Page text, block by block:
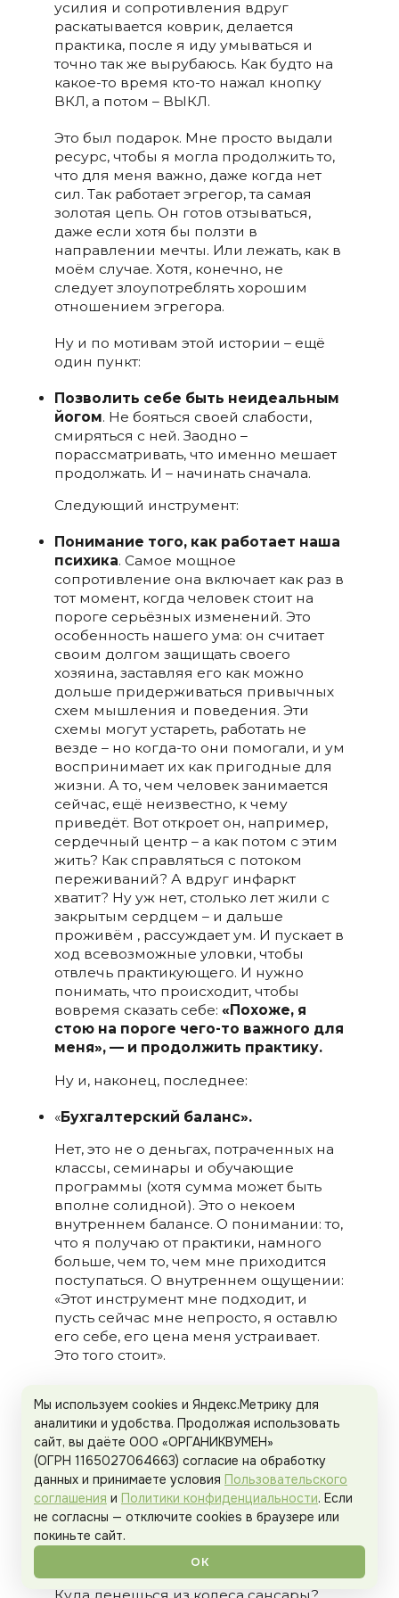
усилия и сопротивления вдруг
раскатывается коврик, делается
практика, после я иду умываться и
точно так же вырубаюсь. Как будто на
какое-то время кто-то нажал кнопку
ВКЛ, а потом – ВЫКЛ.
Это был подарок. Мне просто выдали
ресурс, чтобы я могла продолжить то,
что для меня важно, даже когда нет
сил. Так работает эгрегор, та самая
золотая цепь. Он готов отзываться,
даже если хотя бы ползти в
направлении мечты. Или лежать, как в
моём случае. Хотя, конечно, не
следует злоупотреблять хорошим
отношением эгрегора.
Ну и по мотивам этой истории – ещё
один пункт:
Позволить себе быть неидеальным
йогом. Не бояться своей слабости,
смиряться с ней. Заодно –
порассматривать, что именно мешает
продолжать. И – начинать сначала.
Следующий инструмент:
Понимание того, как работает наша
психика. Самое мощное
сопротивление она включает как раз в
тот момент, когда человек стоит на
пороге серьёзных изменений. Это
особенность нашего ума: он считает
своим долгом защищать своего
хозяина, заставляя его как можно
дольше придерживаться привычных
схем мышления и поведения. Эти
схемы могут устареть, работать не
везде – но когда-то они помогали, и ум
воспринимает их как пригодные для
жизни. А то, чем человек занимается
сейчас, ещё неизвестно, к чему
приведёт. Вот откроет он, например,
сердечный центр – а как потом с этим
жить? Как справляться с потоком
переживаний? А вдруг инфаркт
хватит? Ну уж нет, столько лет жили с
закрытым сердцем – и дальше
проживём , рассуждает ум. И пускает в
ход всевозможные уловки, чтобы
отвлечь практикующего. И нужно
понимать, что происходит, чтобы
вовремя сказать себе: «Похоже, я
стою на пороге чего-то важного для
меня», — и продолжить практику.
Ну и, наконец, последнее:
«Бухгалтерский баланс».
Нет, это не о деньгах, потраченных на
классы, семинары и обучающие
программы (хотя сумма может быть
вполне солидной). Это о некоем
внутреннем балансе. О понимании: то,
что я получаю от практики, намного
больше, чем то, чем мне приходится
поступаться. О внутреннем ощущении:
«Этот инструмент мне подходит, и
пусть сейчас мне непросто, я оставлю
его себе, его цена меня устраивает.
Это того стоит».
пыхтеть каждый день. Мне дорого это
даётся, смысла больше не вижу –
сажаю на своей условной йога-
делянке апельсины, а родится чёрт-
те-что».
И тогда человек уходит.
Мы используем cookies и Яндекс.Метрику для
аналитики и удобства. Продолжая использовать
сайт, вы даёте ООО «ОРГАНИКВУМЕН»
(ОГРН 1165027064663) согласие на обработку
данных и принимаете условия Пользовательского
соглашения и Политики конфиденциальности. Если
не согласны — отключите cookies в браузере или
покиньте сайт.
ОК